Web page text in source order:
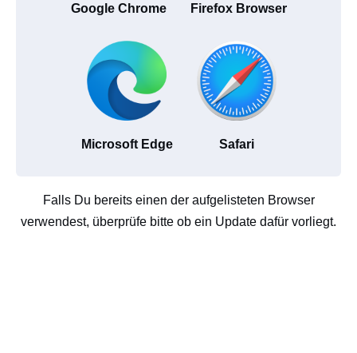
Google Chrome Firefox Browser
Microsoft Edge Safari
Falls Du bereits einen der aufgelisteten Browser
verwendest, überprüfe bitte ob ein Update dafür vorliegt.